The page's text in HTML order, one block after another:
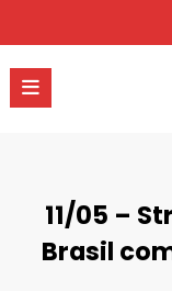
o
conteúdo
11/05 –
Brasil